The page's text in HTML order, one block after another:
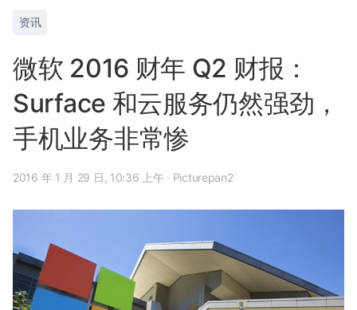
资讯
微软 2016 财年 Q2 财报：
Surface 和云服务仍然强劲，
手机业务非常惨
2016 年 1 月 29 日, 10:36 上午 · Picturepan2